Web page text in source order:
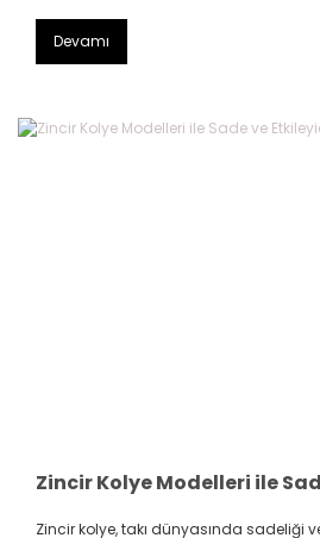
Devamı
Zincir kolye, takı dünyasında sadeliği